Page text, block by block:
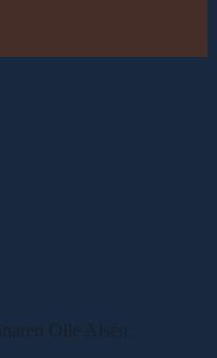
Olle Alsén.